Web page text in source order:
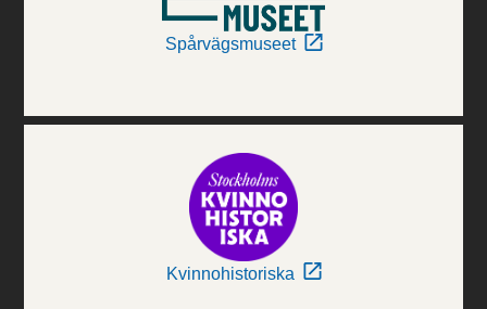
Spårvägsmuseet
Kvinnohistoriska